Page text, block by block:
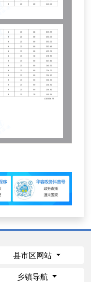
县市区网站
乡镇导航